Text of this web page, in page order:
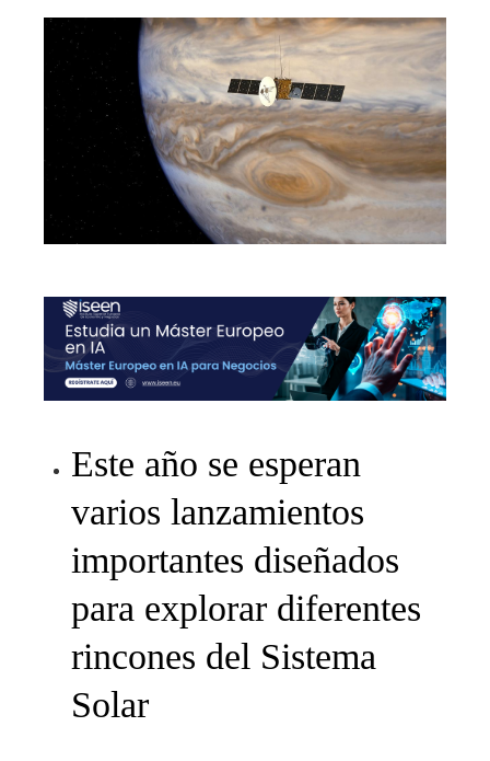
Este año se esperan
varios lanzamientos
importantes diseñados
para explorar diferentes
rincones del Sistema
Solar